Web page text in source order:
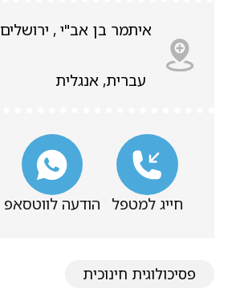
איתמר בן אב"י , ירושלים
עברית, אנגלית
חייג למטפל הודעה לווטסאפ
פסיכולוגית חינוכית